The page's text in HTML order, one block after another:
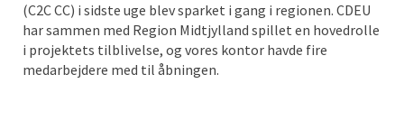
(C2C CC) i sidste uge blev sparket i gang i regionen. CDEU
har sammen med Region Midtjylland spillet en hovedrolle
i projektets tilblivelse, og vores kontor havde fire
medarbejdere med til åbningen.